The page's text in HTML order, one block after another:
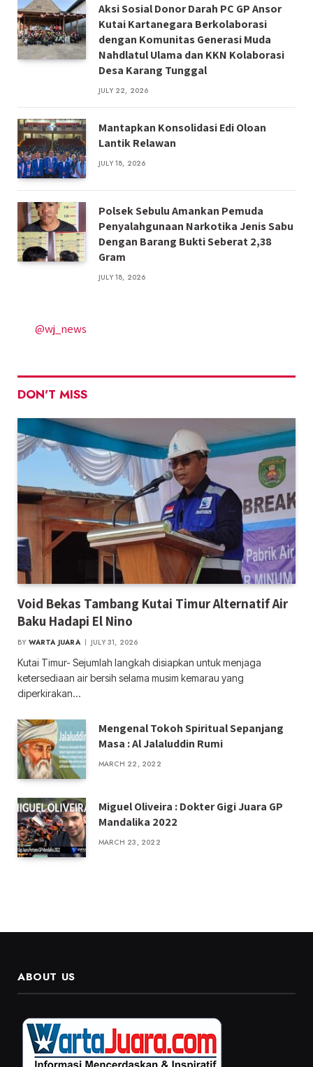
Aksi Sosial Donor Darah PC GP Ansor
Kutai Kartanegara Berkolaborasi
dengan Komunitas Generasi Muda
Nahdlatul Ulama dan KKN Kolaborasi
Desa Karang Tunggal
JULY 22, 2026
Mantapkan Konsolidasi Edi Oloan
Lantik Relawan
JULY 18, 2026
Polsek Sebulu Amankan Pemuda
Penyalahgunaan Narkotika Jenis Sabu
Dengan Barang Bukti Seberat 2,38
Gram
JULY 18, 2026
@wj_news
DON'T MISS
Void Bekas Tambang Kutai Timur Alternatif Air
Baku Hadapi El Nino
BY WARTA JUARA JULY 31, 2026
Kutai Timur- Sejumlah langkah disiapkan untuk menjaga
ketersediaan air bersih selama musim kemarau yang
diperkirakan…
Mengenal Tokoh Spiritual Sepanjang
Masa : Al Jalaluddin Rumi
MARCH 22, 2022
Miguel Oliveira : Dokter Gigi Juara GP
Mandalika 2022
MARCH 23, 2022
ABOUT US